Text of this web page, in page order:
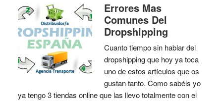
Errores Mas
Comunes Del
Dropshipping
Cuanto tiempo sin hablar del
dropshipping que hoy ya toca
uno de estos artículos que os
gustan tanto. Como sabéis yo
ya tengo 3 tiendas online que las llevo totalmente con el